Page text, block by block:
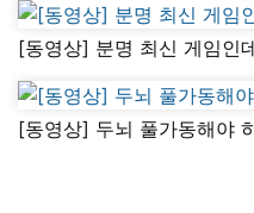
[동영상] 분명 최신 게임인
[동영상] 두뇌 풀가동해야